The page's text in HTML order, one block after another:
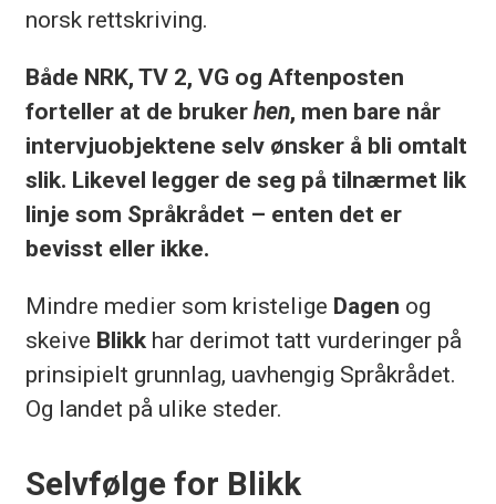
norsk rettskriving.
Både NRK, TV 2, VG og Aftenposten
forteller at de bruker hen, men bare når
intervjuobjektene selv ønsker å bli omtalt
slik. Likevel legger de seg på tilnærmet lik
linje som Språkrådet – enten det er
bevisst eller ikke.
Mindre medier som kristelige Dagen og
skeive Blikkhar derimot tatt vurderinger på
prinsipielt grunnlag, uavhengig Språkrådet.
Og landet på ulike steder.
Selvfølge for Blikk